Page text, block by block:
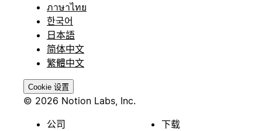
ภาษาไทย
한국어
日本語
简体中文
繁體中文
Cookie 设置
© 2026 Notion Labs, Inc.
公司
下载